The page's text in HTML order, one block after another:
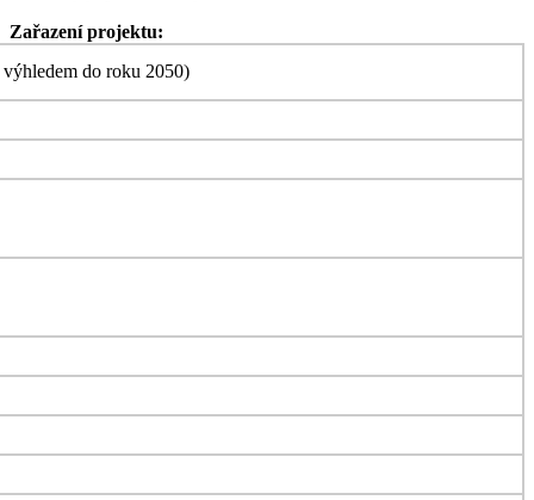
Zařazení projektu:
do roku 2050)